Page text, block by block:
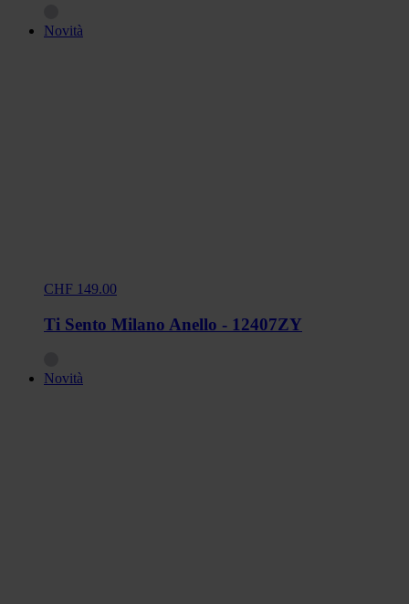
Novità
CHF 149.00
Ti Sento Milano Anello - 12407ZY
Novità